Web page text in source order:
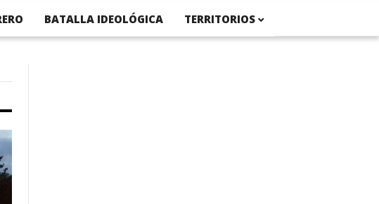
BATALLA IDEOLÓGICA TERRITORIOS